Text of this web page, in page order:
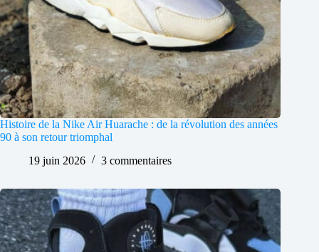
Histoire de la Nike Air Huarache : de la révolution des années
90 à son retour triomphal
19 juin 2026
3 commentaires